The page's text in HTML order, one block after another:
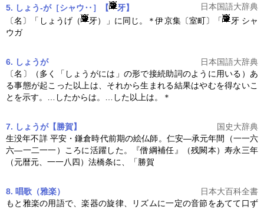
5. しょう‐が［シャウ‥］【 牙】
日本国語大辞典
〔名〕「しょうげ（
牙）」に同じ。＊伊京集〔室町〕「
牙 シャ
ウガ
6. しょうが
日本国語大辞典
〔名〕（多く「しょうがには」の形で接続助詞のように用いる）あ
る事態が起こった以上は、それから生まれる結果はやむを得ないこ
とを示す。…したからは。…した以上は。＊
7. しょうが【勝賀】
国史大辞典
生没年不詳 平安・鎌倉時代前期の絵仏師。仁安―承元年間（一一六
六―一二一一）ころに活躍した。『僧綱補任』（残闕本）寿永三年
（元暦元、一一八四）法橋条に、「勝賀
8. 唱歌（雅楽）
日本大百科全書
もと雅楽の用語で、楽器の旋律、リズムに一定の音節をあてて口ず